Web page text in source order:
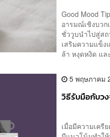
Good Mood
อารมณ์เชิงบว
ชั่ววูบนำไปสู่ส
เสริมความแข็ง
ล้า หงุดหงิด แล
5 พฤษภาคม
วิธีรับมือกับวง
เมื่อมีความเครี